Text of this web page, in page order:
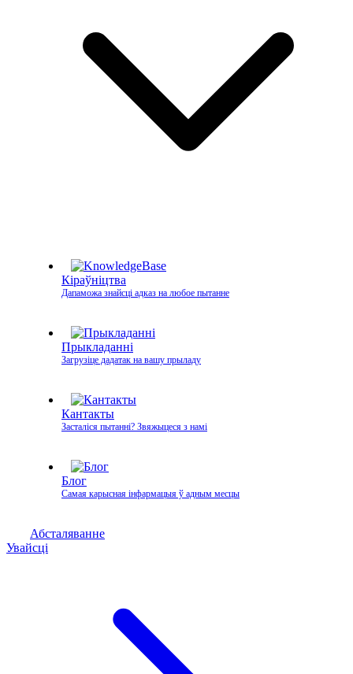
Кіраўніцтва
Дапаможа знайсці адказ на любое пытанне
Прыкладанні
Загрузіце дадатак на вашу прыладу
Кантакты
Засталіся пытанні? Звяжыцеся з намі
Блог
Самая карысная інфармацыя ў адным месцы
Абсталяванне
Увайсці